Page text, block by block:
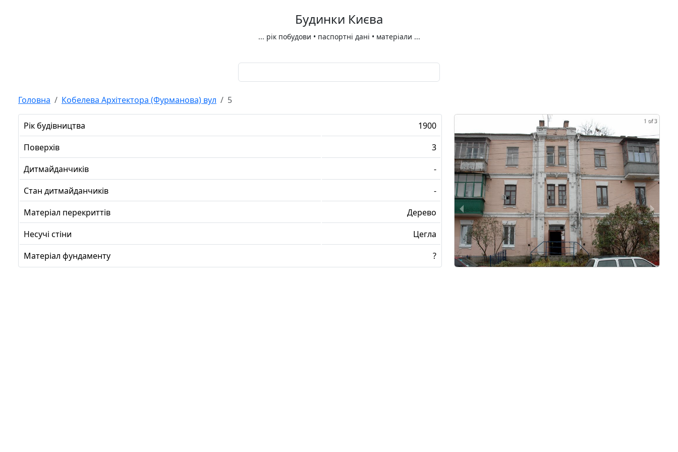
Будинки Києва
... рік побудови • паспортні дані • матеріали ...
Головна Кобелева Архітектора (Фурманова) вул 5
Рік будівництва
1900
Поверхів
3
Дитмайданчиків
-
Стан дитмайданчиків
-
Матеріал перекриттів
Дерево
Несучі стіни
Цегла
Матеріал фундаменту
?
1 of 3